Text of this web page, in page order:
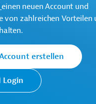
118 Millionen
einen neuen Account und
von zahlreichen Vorteilen
erstellen
Login